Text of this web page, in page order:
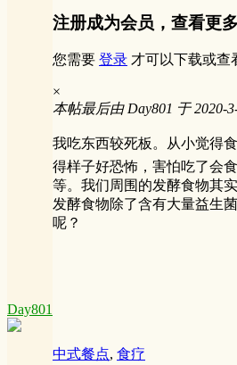
Day801
注册成为会员，查看更
您需要 登录 才可以下载或查
×
本帖最后由 Day801 于 2020-
我吃东西较死板。从小觉得
得样子好恐怖，害怕吃了会
等。我们周围的发酵食物其
发酵食物除了含有大量益生
呢？
中式餐点, 食疗